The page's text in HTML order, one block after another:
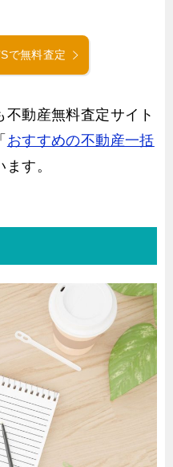
で無料査定
動産無料査定サイト
おすすめの不動産一括
す。